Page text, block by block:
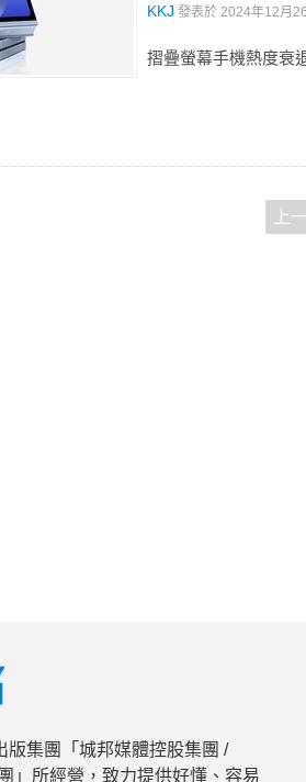
KKJ 發表於 2024年12月
摺疊螢幕手機熱度衰
上
版集團「城邦媒體控股集團 /
」所經營，致力提供好懂、容易